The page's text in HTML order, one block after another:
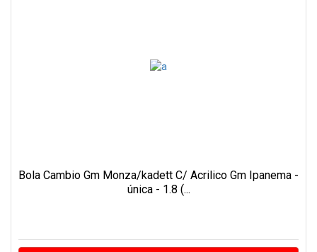
Bola Cambio Gm Monza/kadett C/ Acrilico Gm Ipanema -
única - 1.8 (...